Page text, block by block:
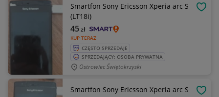
Smartfon Sony Ericsson Xperia arc S
(LT18i)
KUP TERAZ
45zł
CZĘSTO SPRZEDAJE
SPRZEDAJĄCY: OSOBA PRYWATNA
Ostrowiec Świętokrzyski
Smartfon Sony Ericsson Xperia arc S